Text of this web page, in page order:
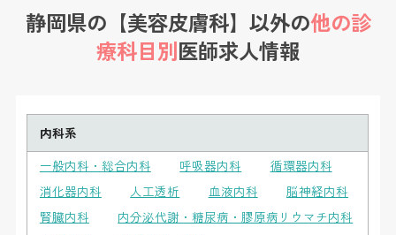
静岡県の【美容皮膚科】以外の他の診
療科目別医師求人情報
内科系
一般内科・総合内科
呼吸器内科
循環器内科
消化器内科
人工透析 血液内科
脳神経内科
腎臓内科
内分泌代謝・糖尿病・膠原病リウマチ内科